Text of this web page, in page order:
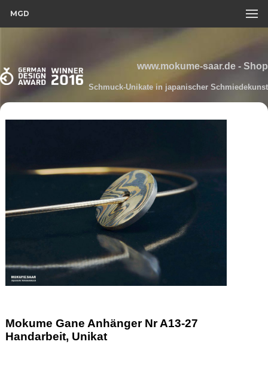
MGD
www.mokume-saar.de - Shop
Schmuck-Unikate in japanischer Schmiedekunst
Mokume Gane Anhänger Nr A13-27
Handarbeit, Unikat